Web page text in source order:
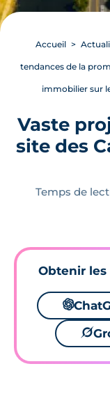
Accueil
tendances de la
immobilier sur
Vaste
site des
Temps de
Obtenir
🌌
🪐